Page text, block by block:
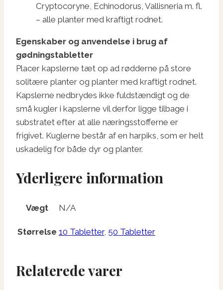
Cryptocoryne, Echinodorus, Vallisneria m. fl.
– alle planter med kraftigt rodnet.
Egenskaber og anvendelse i brug af
gødningstabletter
Placer kapslerne tæt op ad rødderne på store
solitære planter og planter med kraftigt rodnet.
Kapslerne nedbrydes ikke fuldstændigt og de
små kugler i kapslerne vil derfor ligge tilbage i
substratet efter at alle næringsstofferne er
frigivet. Kuglerne består af en harpiks, som er helt
uskadelig for både dyr og planter.
Yderligere information
Vægt N/A
Størrelse 10 Tabletter, 50 Tabletter
Relaterede varer